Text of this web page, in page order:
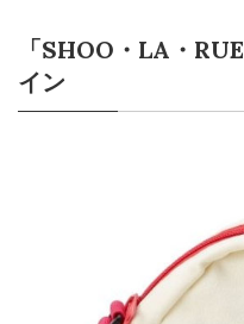
「SHOO・LA・
イン